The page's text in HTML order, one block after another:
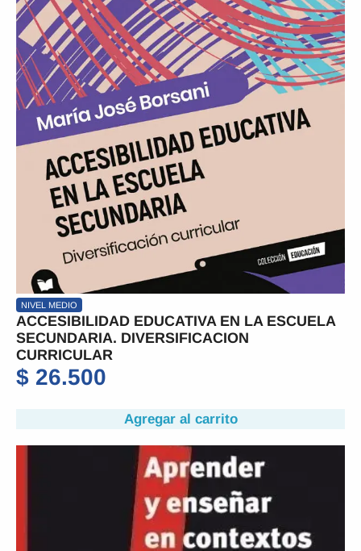
NIVEL MEDIO
ACCESIBILIDAD EDUCATIVA EN LA ESCUELA
SECUNDARIA. DIVERSIFICACION
CURRICULAR
$ 26.500
Agregar al carrito